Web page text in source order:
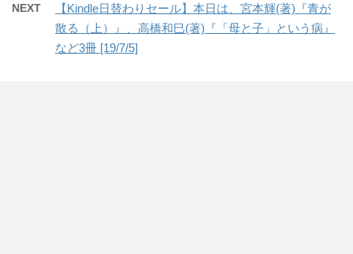
NEXT
【Kindle日替わりセール】本日は、宮本輝(著)『青が
散る（上）』、高橋和巳(著)『「母と子」という病』
など3冊 [19/7/5]